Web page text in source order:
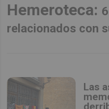
Hemeroteca:
relacionados con
Las